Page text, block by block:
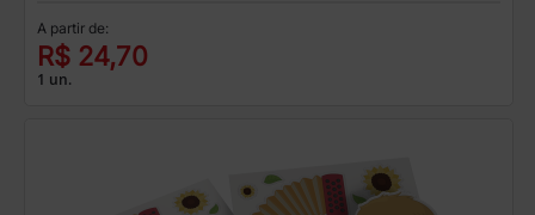
A partir de:
R$ 24,70
1 un.